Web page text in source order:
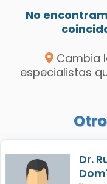
No
Cambia
especialistas
Dr.